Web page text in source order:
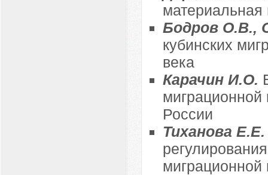
Бодров О.В.,
кубинских
века
Карачин И.О.
миграционной
России
Тиханова
миграционной